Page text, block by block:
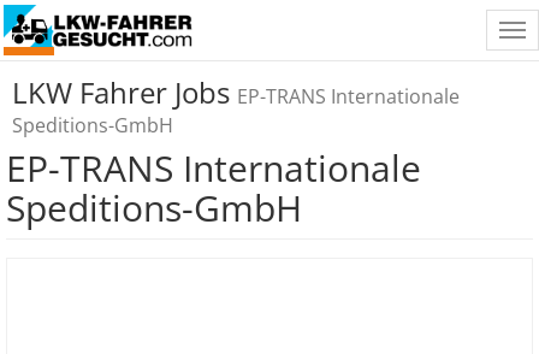
LKW Fahrer Jobs EP-TRANS Internationale
Speditions-GmbH
EP-TRANS Internationale
Speditions-GmbH